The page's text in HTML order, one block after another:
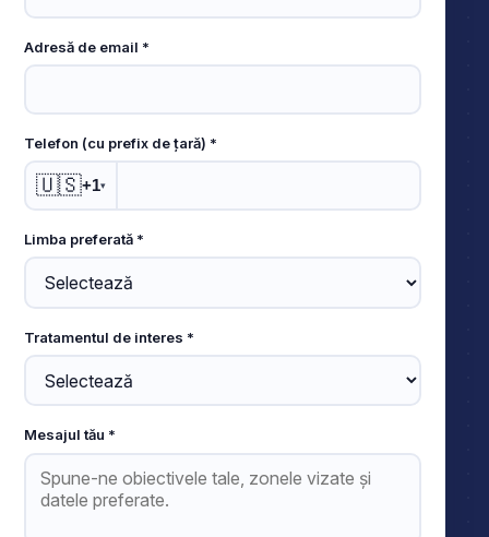
Adresă de email *
Telefon (cu prefix de țară) *
🇺🇸+1▾
Limba preferată *
Tratamentul de interes *
Mesajul tău *